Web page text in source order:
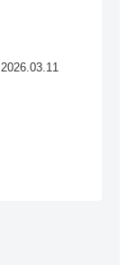
2026.03.11